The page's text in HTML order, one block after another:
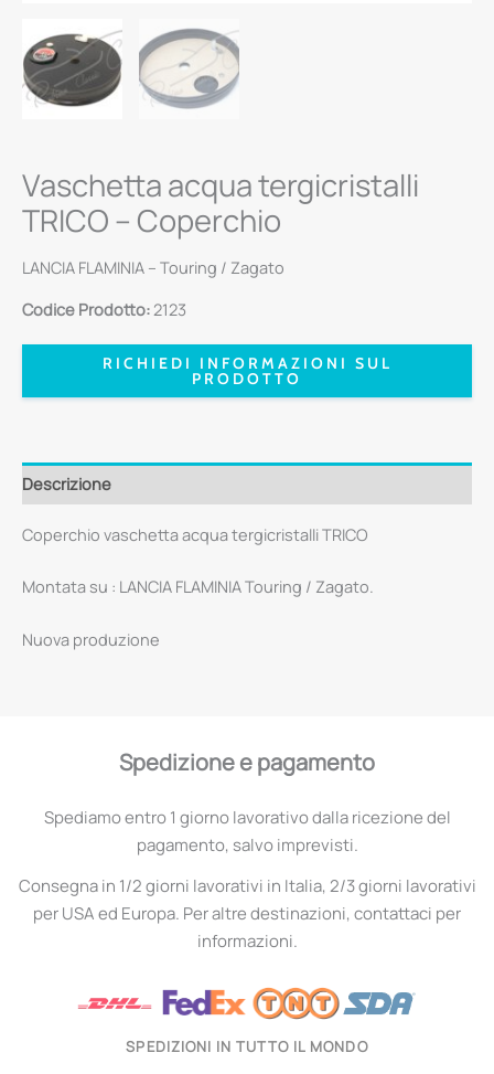
Vaschetta acqua tergicristalli
TRICO – Coperchio
LANCIA FLAMINIA – Touring / Zagato
Codice Prodotto:2123
RICHIEDI INFORMAZIONI SUL
PRODOTTO
Descrizione
Coperchio vaschetta acqua tergicristalli TRICO
Montata su : LANCIA FLAMINIA Touring / Zagato.
Nuova produzione
Spedizione e pagamento
Spediamo entro 1 giorno lavorativo dalla ricezione del
pagamento, salvo imprevisti.
Consegna in 1/2 giorni lavorativi in Italia, 2/3 giorni lavorativi
per USA ed Europa. Per altre destinazioni, contattaci per
informazioni.
SPEDIZIONI IN TUTTO IL MONDO